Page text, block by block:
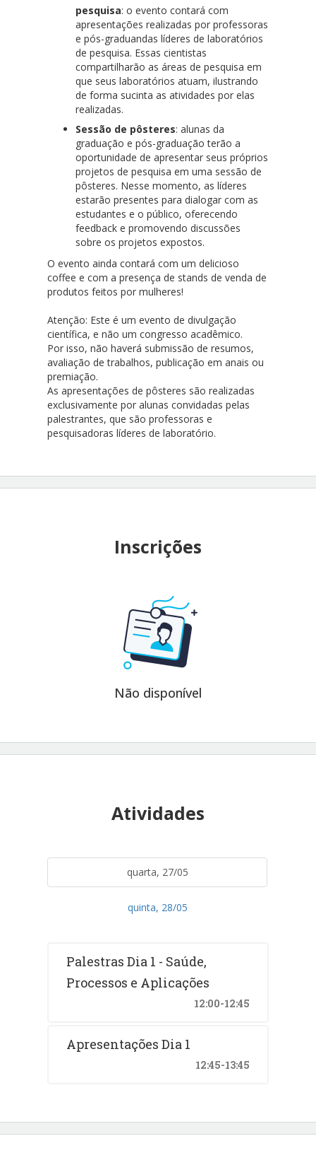
pesquisa: o evento contará com
apresentações realizadas por professoras
e pós-graduandas líderes de laboratórios
de pesquisa. Essas cientistas
compartilharão as áreas de pesquisa em
que seus laboratórios atuam, ilustrando
de forma sucinta as atividades por elas
realizadas.
Sessão de pôsteres: alunas da
graduação e pós-graduação terão a
oportunidade de apresentar seus próprios
projetos de pesquisa em uma sessão de
pôsteres. Nesse momento, as líderes
estarão presentes para dialogar com as
estudantes e o público, oferecendo
feedback e promovendo discussões
sobre os projetos expostos.
O evento ainda contará com um delicioso
coffee e com a presença de stands de venda de
produtos feitos por mulheres!
Atenção: Este é um evento de divulgação
científica, e não um congresso acadêmico.
Por isso, não haverá submissão de resumos,
avaliação de trabalhos, publicação em anais ou
premiação.
As apresentações de pôsteres são realizadas
exclusivamente por alunas convidadas pelas
palestrantes, que são professoras e
pesquisadoras líderes de laboratório.
Inscrições
Não disponível
Atividades
quarta, 27/05
quinta, 28/05
Palestras Dia 1 - Saúde,
Processos e Aplicações
12:00-12:45
Apresentações Dia 1
12:45-13:45